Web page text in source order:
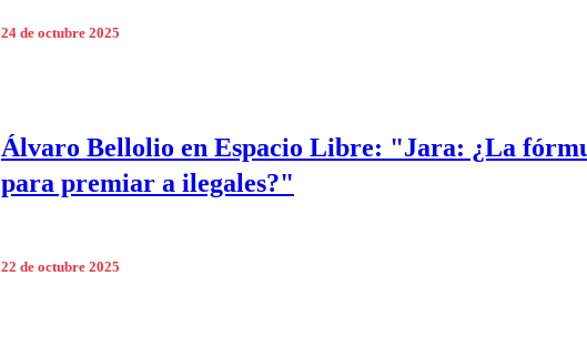
24 de octubre 2025
Álvaro Bellolio en Espacio Libre: "Jara: ¿La
para premiar a ilegales?"
22 de octubre 2025